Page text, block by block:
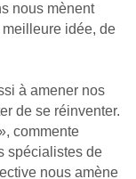
nous mènent
idée, de
à amener nos
de se réinventer.
commente
spécialistes de
nous amène